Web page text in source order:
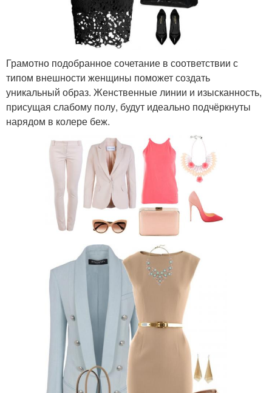
Грамотно подобранное сочетание в соответствии с
типом внешности женщины поможет создать
уникальный образ. Женственные линии и изысканность,
присущая слабому полу, будут идеально подчёркнуты
нарядом в колере беж.